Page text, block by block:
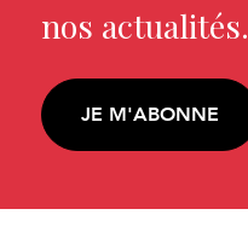
nos actualités.
JE M'ABONNE